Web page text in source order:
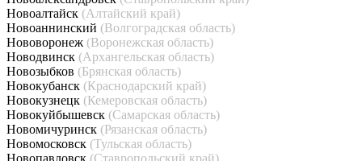
Новоалтайск (Алтайский край)
Новоаннинский (Волгоградская область)
Нововоронеж (Воронежская область)
Новодвинск (Архангельская область)
Новозыбков (Брянская область)
Новокубанск (Краснодарский край)
Новокузнецк (Кемеровская область)
Новокуйбышевск (Самарская область)
Новомичуринск (Рязанская область)
Новомосковск (Тульская область)